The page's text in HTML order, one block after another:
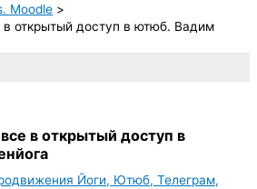
Moodle
в открытый доступ в ютюб. Вадим
в открытый доступ в
Йоги, Ютюб, Телеграм,